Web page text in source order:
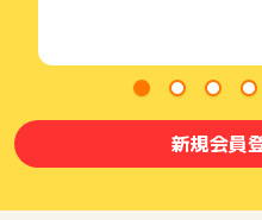
※異なる成果地点で広告参加
りません。
・過去に同じアプリで広告参
末で初回インストールをして
・成果達成後、ポイントの獲
る場合がございます。
終了する場合がございます。
新規会員